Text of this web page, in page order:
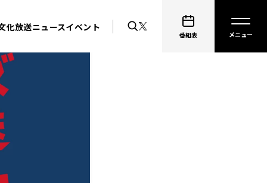
化放送ニュースイベント
番組表